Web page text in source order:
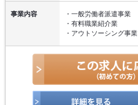
事業内容
・一般労働者派遣事業
・有料職業紹介業
・アウトソーシング事業